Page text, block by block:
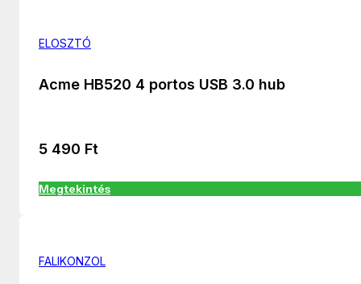
ELOSZTÓ
Acme HB520 4 portos USB 3.0 hub
5 490 Ft
Megtekintés
FALIKONZOL